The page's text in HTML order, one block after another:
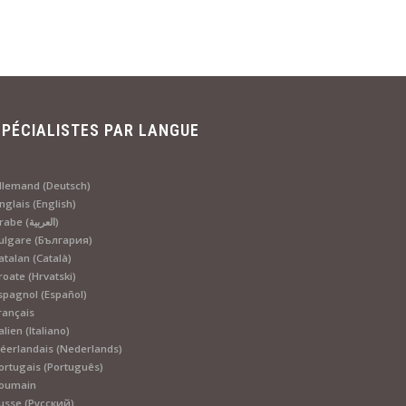
PAR LANGUE
(Deutsch)
(English)
Arabe (العربية)
(България)
(Català)
(Hrvatski)
(Español)
(Italiano)
(Nederlands)
(Português)
(Русский)